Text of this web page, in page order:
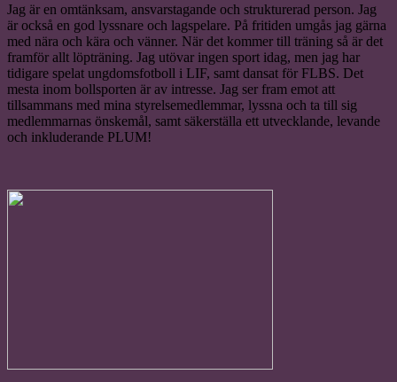
Jag är en omtänksam, ansvarstagande och strukturerad person. Jag
är också en god lyssnare och lagspelare. På fritiden umgås jag gärna
med nära och kära och vänner. När det kommer till träning så är det
framför allt löpträning. Jag utövar ingen sport idag, men jag har
tidigare spelat ungdomsfotboll i LIF, samt dansat för FLBS. Det
mesta inom bollsporten är av intresse. Jag ser fram emot att
tillsammans med mina styrelsemedlemmar, lyssna och ta till sig
medlemmarnas önskemål, samt säkerställa ett utvecklande, levande
och inkluderande PLUM!